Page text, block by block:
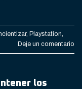
, Playstation,
Deje un comentario
los